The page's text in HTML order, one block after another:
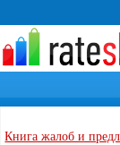
Книга жалоб и